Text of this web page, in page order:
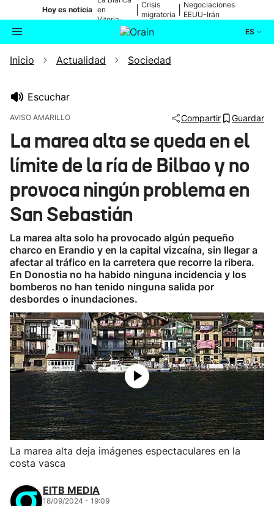
Hoy es noticia en
Vitoria-
Gasteiz
Crisis
migratoria
Negociaciones
EEUU-Irán
ES
Buscador Actualidad
Ikusmiran
Eguraldia
Inicio Actualidad Sociedad
Escuchar
AVISO AMARILLO Compartir Guardar
La marea alta se queda en el
límite de la ría de Bilbao y no
provoca ningún problema en
San Sebastián
La marea alta solo ha provocado algún pequeño
charco en Erandio y en la capital vizcaína, sin llegar a
afectar al tráfico en la carretera que recorre la ribera.
En Donostia no ha habido ninguna incidencia y los
bomberos no han tenido ninguna salida por
desbordes o inundaciones.
La marea alta deja imágenes espectaculares en la
costa vasca
EITB MEDIA
18/09/2024 - 19:09